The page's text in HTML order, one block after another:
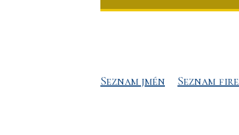
Seznam jmén Seznam